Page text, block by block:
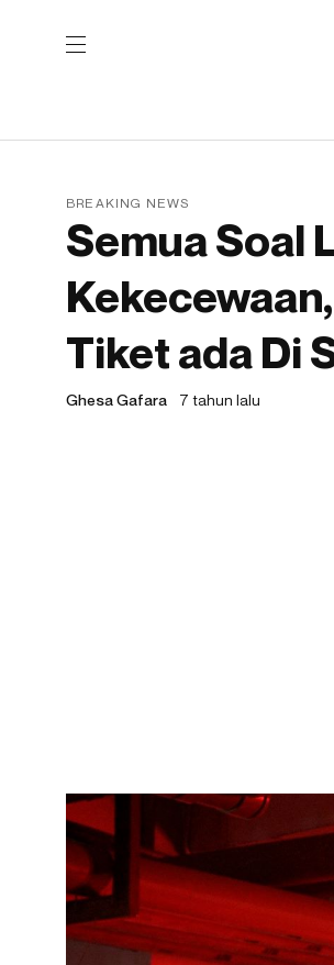
BREAKING NEWS
Semua Soal
Tiket ada Di
Ghesa Gafara 7 tahun lalu